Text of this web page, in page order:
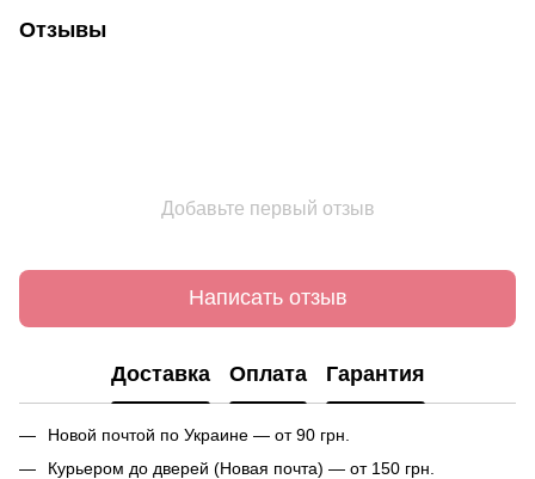
Отзывы
Добавьте первый отзыв
Написать отзыв
Доставка Оплата Гарантия
Новой почтой по Украине — от 90 грн.
Курьером до дверей (Новая почта) — от 150 грн.